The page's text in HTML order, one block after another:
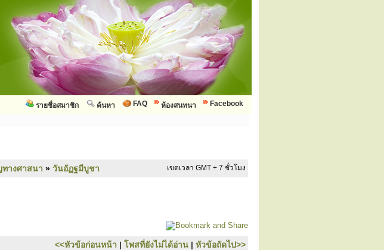
Facebook
ห้องสนทนา
FAQ
ค้นหา
รายชื่อสมาชิก
างศาสนา » วันอัฏฐมีบูชา เขตเวลา GMT + 7 ชั่วโมง
<<หัวข้อก่อนหน้า | โพสที่ยังไม่ได้อ่าน | หัวข้อถัดไป>>